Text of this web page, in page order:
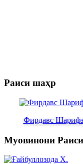
Раиси шаҳр
Фирдавс
Муовинони